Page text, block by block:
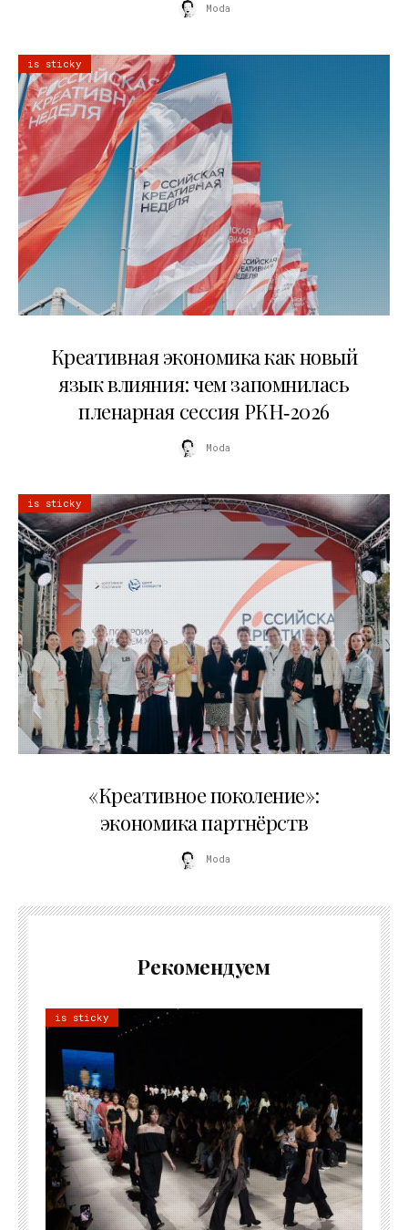
Moda
is sticky
Креативная экономика как новый
язык влияния: чем запомнилась
пленарная сессия РКН‑2026
Moda
is sticky
«Креативное поколение»:
экономика партнёрств
Moda
Рекомендуем
is sticky